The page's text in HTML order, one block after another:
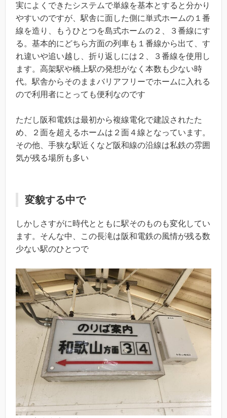
実によくできたシステムで単線を基本とすると分かり
やすいのですが、駅舎に面した側に単式ホームの１番
線を造り、もうひとつを島式ホームの２、３番線にす
る。基本的にどちら方面の列車も１番線から出て、す
れ違いや追い越し、折り返しには２、３番線を使用し
ます。高架駅や橋上駅の発想がなく本数も少ない時
代。駅舎からそのままバリアフリーでホームに入れる
ので利用者にとっても便利なのです
ただし阪和電鉄は最初から複線電化で建設されたた
め、２面を超えるホームは２面４線となっています。
その他、手狭な駅近くなど阪和線の沿線は私鉄の雰囲
気が残る場所も多い
変貌する中で
しかしさすがに時代とともに駅そのものも変化してい
ます。そんな中、この長滝は阪和電鉄の風情が残る数
少ない駅のひとつで